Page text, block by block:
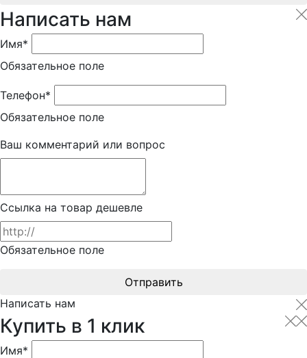
Написать нам
Имя*
Обязательное поле
Телефон*
Обязательное поле
Ваш комментарий или вопрос
Ссылка на товар дешевле
Обязательное поле
Отправить
Написать нам
Купить в 1 клик
Имя*